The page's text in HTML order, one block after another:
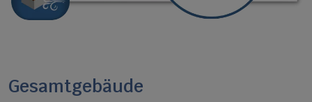
Gesamtgebäude